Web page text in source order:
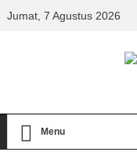
Jumat, 7 Agustus 2026
Menu